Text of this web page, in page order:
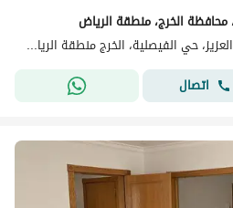
الخرج، منطقة الرياض
شارع طريق الملك سلمان بن عبدالعزيز، حي الفيصلية، الخرج منطقة الرياض
اتصال